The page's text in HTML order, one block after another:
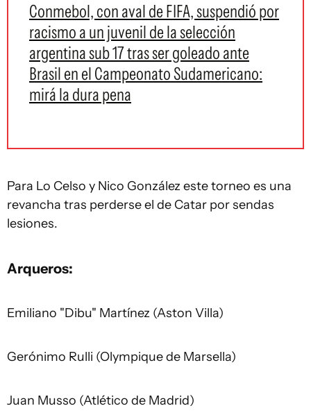
Conmebol, con aval de FIFA, suspendió por
racismo a un juvenil de la selección
argentina sub 17 tras ser goleado ante
Brasil en el Campeonato Sudamericano:
mirá la dura pena
Para Lo Celso y Nico González este torneo es una
revancha tras perderse el de Catar por sendas
lesiones.
Arqueros:
Emiliano "Dibu" Martínez (Aston Villa)
Gerónimo Rulli (Olympique de Marsella)
Juan Musso (Atlético de Madrid)